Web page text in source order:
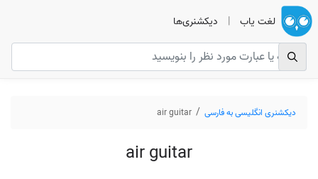
لغت یاب | دیکشنری‌ها
دیکشنری انگلیسی به فارسی air guitar
air guitar